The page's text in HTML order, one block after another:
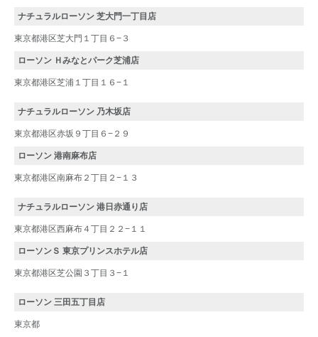
ナチュラルローソン 芝大門一丁目店
東京都港区芝大門１丁目６−３
ローソン Ｈみなとパーク芝浦店
東京都港区芝浦１丁目１６−１
ナチュラルローソン 乃木坂店
東京都港区赤坂９丁目６−２９
ローソン 港南麻布店
東京都港区南麻布２丁目２−１３
ナチュラルローソン 港日赤通り店
東京都港区西麻布４丁目２２−１１
ローソンＳ 東京プリンスホテル店
東京都港区芝公園３丁目３−１
ローソン 三田五丁目店
東京都